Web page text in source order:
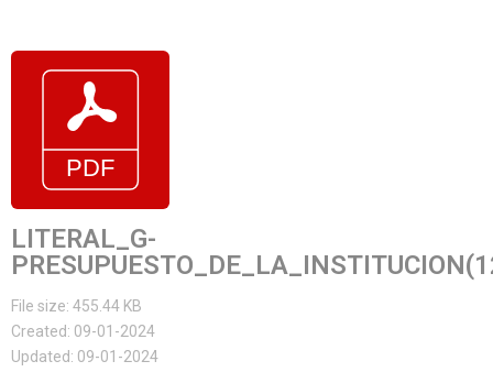
LITERAL_G-
File size: 455.44 KB
Created: 09-01-2024
Updated: 09-01-2024